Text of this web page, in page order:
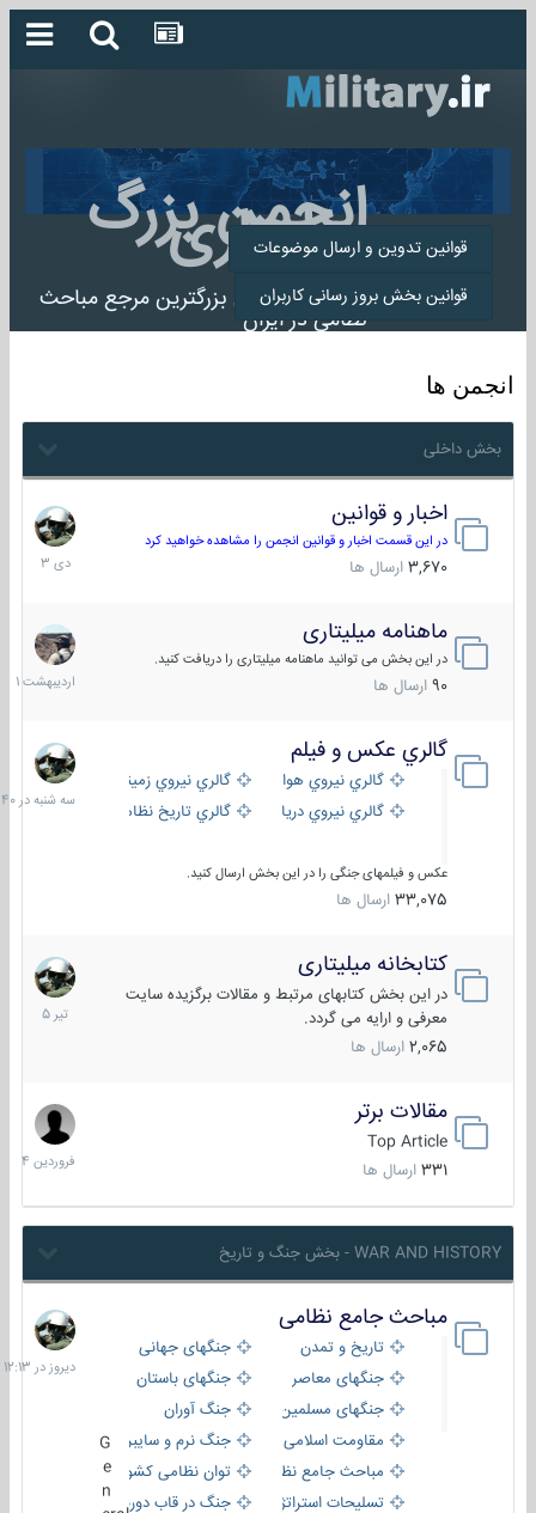
انجمن بزرگ
میلیتاری
انجمن میلیتاری بزرگترین مرجع مباحث
نظامی در ایران
قوانین تدوین و ارسال موضوعات
قوانین بخش بروز رسانی کاربران
انجمن ها
بخش داخلی
اخبار و قوانین
در این قسمت اخبار و قوانین انجمن را مشاهده خواهید کرد
3,670 ارسال ها
22
دی
1403
ماهنامه میلیتاری
در این بخش می توانید ماهنامه میلیتاری را دریافت کنید.
90 ارسال ها
30
1401
گالري عكس و فيلم
گالري نيروي هوايي
گالري نيروي زميني
گالري نيروي دريايي
گالري تاریخ نظامی
عکس و فیلمهای جنگی را در این بخش ارسال کنید.
33,075 ارسال ها
سه
شنبه
در
کتابخانه میلیتاری
در این بخش کتابهای مرتبط و مقالات برگزیده سایت
معرفی و ارایه می گردد.
2,065 ارسال ها
16
تیر
1405
مقالات برتر
Top Article
331 ارسال ها
29
فروردین
1404
WAR AND HISTORY - بخش جنگ و تاریخ
مباحث جامع نظامی
تاریخ و تمدن
جنگهای جهانی
جنگهای معاصر
جنگهای باستان
جنگهای مسلمین
جنگ آوران
مقاومت اسلامی
جنگ نرم و سایبری
مباحث جامع نظامی
توان نظامی کشورها
تسلیحات استراتژیک
جنگ در قاب دوربین
دیروز
در
12:13